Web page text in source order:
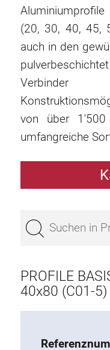
(20, 30, 40, 45,
auch in den
Verbinder
von über 1'500
umfangreiche
Bestseller
Profile Basis
Profile Basis 40
PROFILE
40x80 (C01-5)